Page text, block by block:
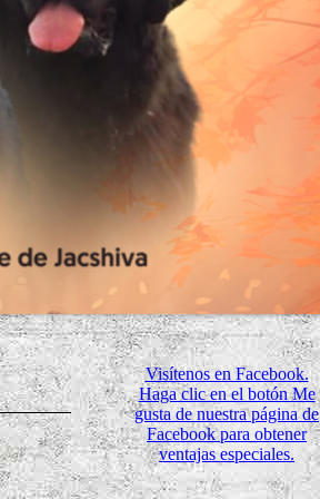
Visítenos en Facebook.
Haga clic en el botón Me
gusta de nuestra página de
Facebook para obtener
ventajas especiales.